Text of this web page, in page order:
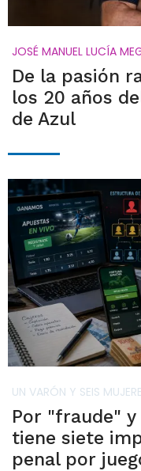
JOSÉ MANUEL LUCÍA
De la pasión
los 20 años
de Azul
UN VARÓN Y SEIS
Por "fraude"
tiene siete
penal por